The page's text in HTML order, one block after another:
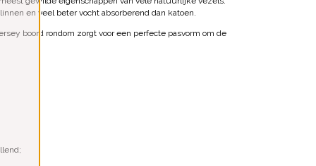
en veel beter vocht absorberend dan katoen.
boord rondom zorgt voor een perfecte pasvorm om de